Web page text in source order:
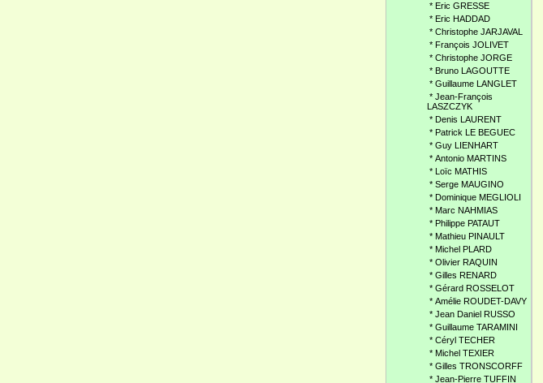
* Eric GRESSE
* Eric HADDAD
* Christophe JARJAVAL
* François JOLIVET
* Christophe JORGE
* Bruno LAGOUTTE
* Guillaume LANGLET
* Jean-François
LASZCZYK
* Denis LAURENT
* Patrick LE BEGUEC
* Guy LIENHART
* Antonio MARTINS
* Loïc MATHIS
* Serge MAUGINO
* Dominique MEGLIOLI
* Marc NAHMIAS
* Philippe PATAUT
* Mathieu PINAULT
* Michel PLARD
* Olivier RAQUIN
* Gilles RENARD
* Gérard ROSSELOT
* Amélie ROUDET-DAVY
* Jean Daniel RUSSO
* Guillaume TARAMINI
* Céryl TECHER
* Michel TEXIER
* Gilles TRONSCORFF
* Jean-Pierre TUFFIN